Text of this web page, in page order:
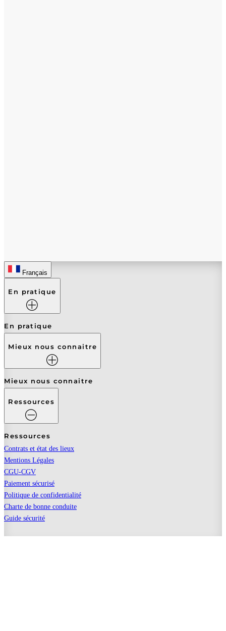
Français
En pratique
En pratique
Mieux nous connaitre
Mieux nous connaitre
Ressources
Ressources
Contrats et état des lieux
Mentions Légales
CGU-CGV
Paiement sécurisé
Politique de confidentialité
Charte de bonne conduite
Guide sécurité